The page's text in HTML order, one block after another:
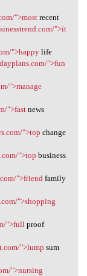
">mostrecent
">it
">happylife
">fun
">manage
">fastnews
">top change
">top business
">friend family
">shopping
">full proof
">lump sum
">nursing